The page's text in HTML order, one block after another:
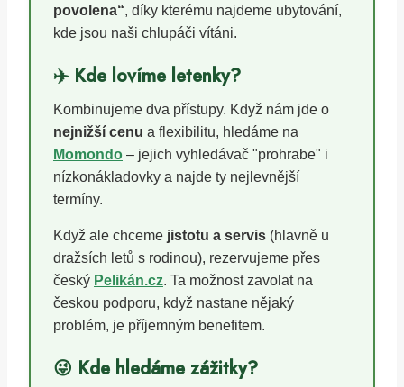
povolena“, díky kterému najdeme ubytování,
kde jsou naši chlupáči vítáni.
✈️ Kde lovíme letenky?
Kombinujeme dva přístupy. Když nám jde o
nejnižší cenu a flexibilitu, hledáme na
Momondo – jejich vyhledávač "prohrabe" i
nízkonákladovky a najde ty nejlevnější
termíny.
Když ale chceme jistotu a servis (hlavně u
dražsích letů s rodinou), rezervujeme přes
český Pelikán.cz. Ta možnost zavolat na
českou podporu, když nastane nějaký
problém, je příjemným benefitem.
😜 Kde hledáme zážitky?